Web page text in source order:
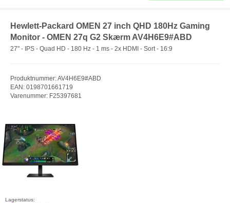
Hewlett-Packard OMEN 27 inch QHD 180Hz Gaming
Monitor - OMEN 27q G2 Skærm AV4H6E9#ABD
27" - IPS - Quad HD - 180 Hz - 1 ms - 2x HDMI - Sort - 16:9
Produktnummer: AV4H6E9#ABD
EAN: 0198701661719
Varenummer: F25397681
Lagerstatus: